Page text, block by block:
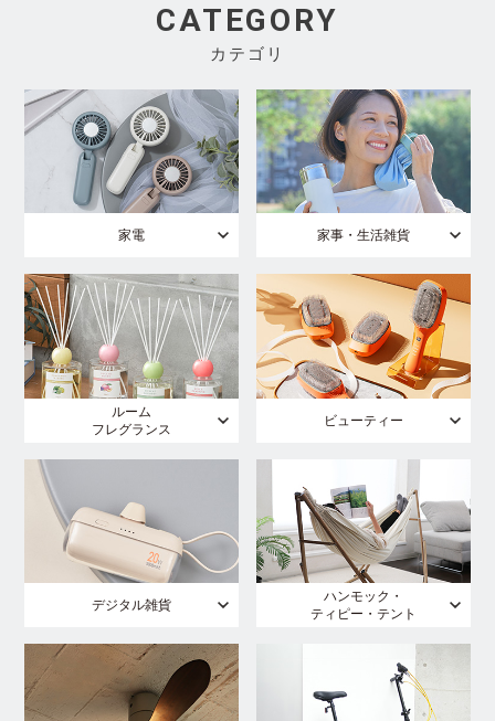
CATEGORY
カテゴリ
家電 家事・生活雑貨
ルーム
フレグランス
ビューティー
デジタル雑貨
ハンモック・
ティピー・テント